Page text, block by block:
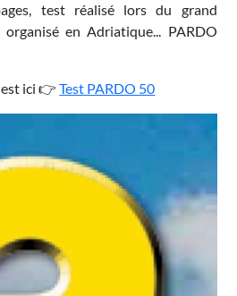
test réalisé lors du grand
en Adriatique... PARDO
est ici 👉Test PARDO 50